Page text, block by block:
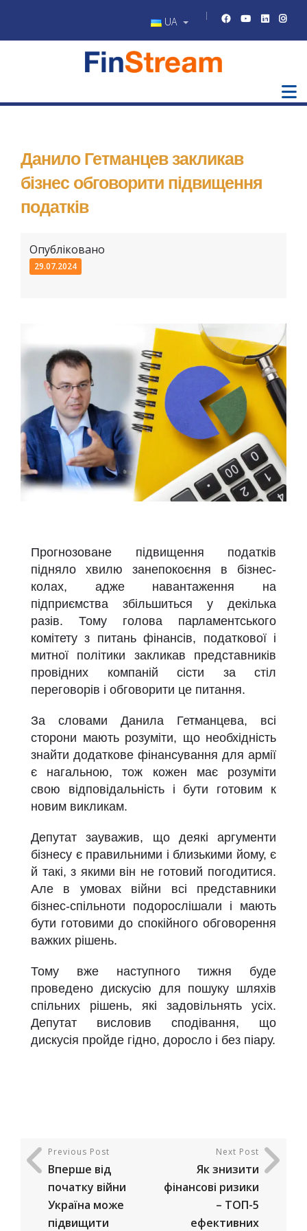
UA
Данило Гетманцев закликав
бізнес обговорити підвищення
податків
Опубліковано
29.07.2024
Прогнозоване підвищення податків
підняло хвилю занепокоєння в бізнес-
колах, адже навантаження на
підприємства збільшиться у декілька
разів. Тому голова парламентського
комітету з питань фінансів, податкової і
митної політики закликав представників
провідних компаній сісти за стіл
переговорів і обговорити це питання.
За словами Данила Гетманцева, всі
сторони мають розуміти, що необхідність
знайти додаткове фінансування для армії
є нагальною, тож кожен має розуміти
свою відповідальність і бути готовим к
новим викликам.
Депутат зауважив, що деякі аргументи
бізнесу є правильними і близькими йому, є
й такі, з якими він не готовий погодитися.
Але в умовах війни всі представники
бізнес-спільноти подорослішали і мають
бути готовими до спокійного обговорення
важких рішень.
Тому вже наступного тижня буде
проведено дискусію для пошуку шляхів
спільних рішень, які задовільнять усіх.
Депутат висловив сподівання, що
дискусія пройде гідно, доросло і без піару.
Previous Post
Вперше від
початку війни
Україна може
підвищити
Next Post
Як знизити
фінансові ризики
– ТОП-5
ефективних